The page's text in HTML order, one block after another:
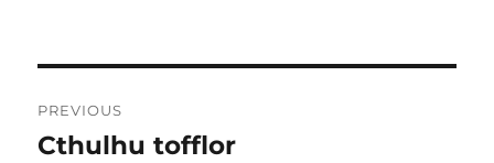
navigation
PREVIOUS
Previous
Cthulhu tofflor